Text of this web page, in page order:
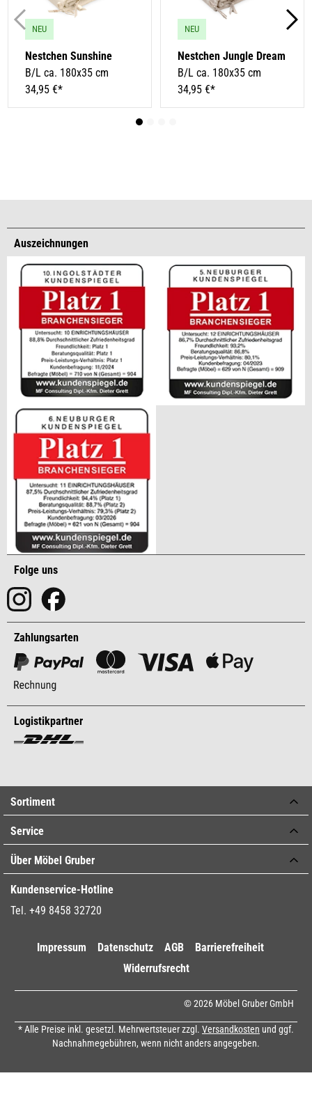
NEU
Nestchen Sunshine
B/L ca. 180x35 cm
34,95 €*
NEU
Nestchen Jungle Dream
B/L ca. 180x35 cm
34,95 €*
Auszeichnungen
Folge uns
Zahlungsarten
Logistikpartner
Sortiment
Service
Über Möbel Gruber
Kundenservice-Hotline
Tel. +49 8458 32720
Impressum Datenschutz AGB
Barrierefreiheit
Widerrufsrecht
© 2026 Möbel Gruber GmbH
* Alle Preise inkl. gesetzl. Mehrwertsteuer zzgl. Versandkosten und ggf.
Nachnahmegebühren, wenn nicht anders angegeben.